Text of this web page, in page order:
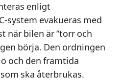
enligt
system evakueras med
när bilen är ”torr och
börja. Den ordningen
och den framtida
ska återbrukas.